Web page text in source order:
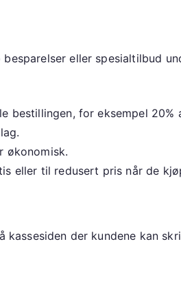
eller spesialtilbud
bestillingen, for eksempel 20%
økonomisk.
eller til redusert pris når de
der kundene kan